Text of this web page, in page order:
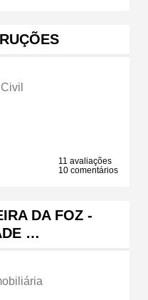
11 avaliações
10 comentários
DA FOZ -
…